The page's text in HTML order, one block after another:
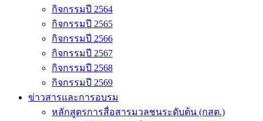
กิจกรรมปี 2564
กิจกรรมปี 2565
กิจกรรมปี 2566
กิจกรรมปี 2567
กิจกรรมปี 2568
กิจกรรมปี 2569
ข่าวสารและการอบรม
หลักสูตรการสื่อสารมวลชนระดับต้น (กสต.)